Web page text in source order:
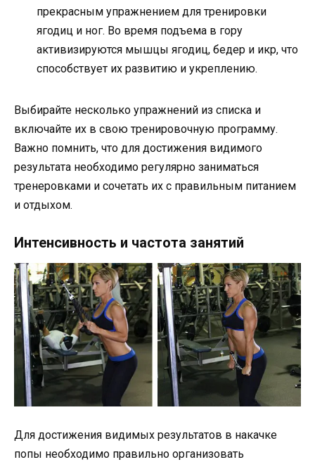
прекрасным упражнением для тренировки
ягодиц и ног. Во время подъема в гору
активизируются мышцы ягодиц, бедер и икр, что
способствует их развитию и укреплению.
Выбирайте несколько упражнений из списка и
включайте их в свою тренировочную программу.
Важно помнить, что для достижения видимого
результата необходимо регулярно заниматься
тренеровками и сочетать их с правильным питанием
и отдыхом.
Интенсивность и частота занятий
Для достижения видимых результатов в накачке
попы необходимо правильно организовать